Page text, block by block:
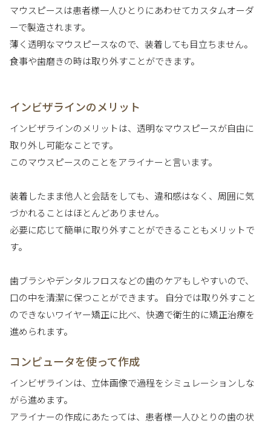
マウスピースは患者様一人ひとりにあわせてカスタムオーダ
ーで製造されます。
薄く透明なマウスピースなので、装着しても目立ちません。
食事や歯磨きの時は取り外すことができます。
インビザラインのメリット
インビザラインのメリットは、透明なマウスピースが自由に
取り外し可能なことです。
このマウスピースのことをアライナーと言います。
装着したまま他人と会話をしても、違和感はなく、周囲に気
づかれることはほとんどありません。
必要に応じて簡単に取り外すことができることもメリットで
す。
歯ブラシやデンタルフロスなどの歯のケアもしやすいので、
口の中を清潔に保つことができます。 自分では取り外すこと
のできないワイヤー矯正に比べ、快適で衛生的に矯正治療を
進められます。
コンピュータを使って作成
インビザラインは、立体画像で過程をシミュレーションしな
がら進めます。
アライナーの作成にあたっては、患者様一人ひとりの歯の状